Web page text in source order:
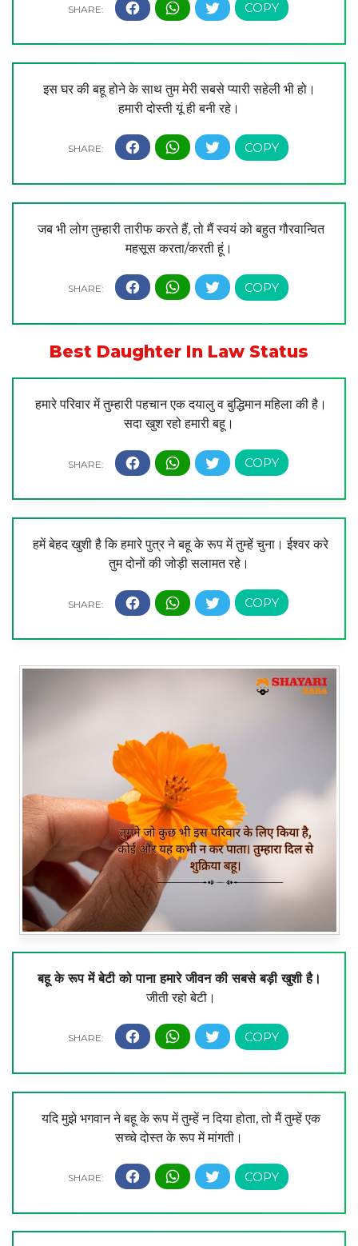
इस घर की बहू होने के साथ तुम मेरी सबसे प्यारी सहेली भी हो।
हमारी दोस्ती यूं ही बनी रहे।
जब भी लोग तुम्हारी तारीफ करते हैं, तो मैं स्वयं को बहुत गौरवान्वित
महसूस करता/करती हूं।
Best Daughter In Law Status
हमारे परिवार में तुम्हारी पहचान एक दयालु व बुद्धिमान महिला की है।
सदा खुश रहो हमारी बहू।
हमें बेहद खुशी है कि हमारे पुत्र ने बहू के रूप में तुम्हें चुना। ईश्वर करे
तुम दोनों की जोड़ी सलामत रहे।
बहू के रूप में बेटी को पाना हमारे जीवन की सबसे बड़ी खुशी है।
जीती रहो बेटी।
यदि मुझे भगवान ने बहू के रूप में तुम्हें न दिया होता, तो मैं तुम्हें एक
सच्चे दोस्त के रूप में मांगती।